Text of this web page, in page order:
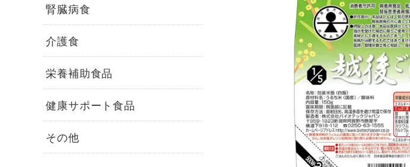
腎臓病食
介護食
栄養補助食品
健康サポート食品
その他